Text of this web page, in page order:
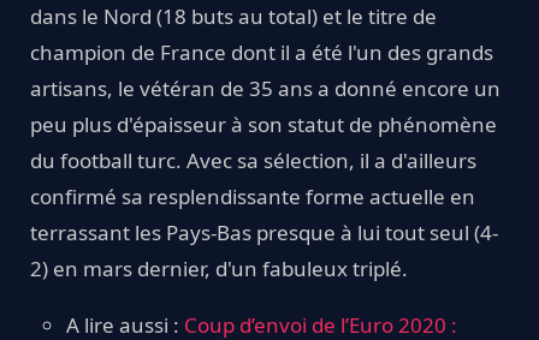
dans le Nord (18 buts au total) et le titre de
champion de France dont il a été l'un des grands
artisans, le vétéran de 35 ans a donné encore un
peu plus d'épaisseur à son statut de phénomène
du football turc. Avec sa sélection, il a d'ailleurs
confirmé sa resplendissante forme actuelle en
terrassant les Pays-Bas presque à lui tout seul (4-
2) en mars dernier, d'un fabuleux triplé.
A lire aussi : Coup d’envoi de l’Euro 2020 :